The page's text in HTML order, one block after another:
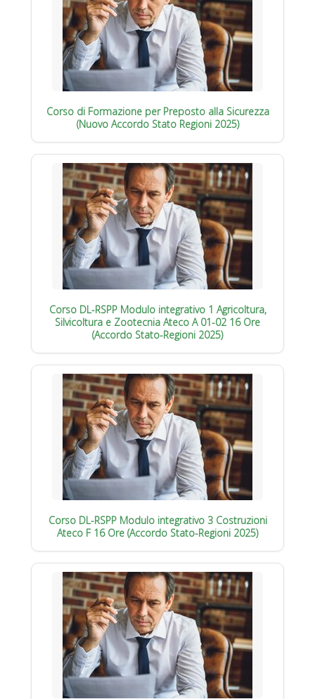
Corso di Formazione per Preposto alla Sicurezza
(Nuovo Accordo Stato Regioni 2025)
Corso DL-RSPP Modulo integrativo 1 Agricoltura,
Silvicoltura e Zootecnia Ateco A 01-02 16 Ore
(Accordo Stato-Regioni 2025)
Corso DL-RSPP Modulo integrativo 3 Costruzioni
Ateco F 16 Ore (Accordo Stato-Regioni 2025)